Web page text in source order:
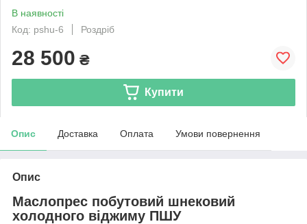
В наявності
Код: pshu-6
Роздріб
28 500 ₴
Купити
Опис Доставка Оплата Умови повернення
Опис
Маслопрес побутовий шнековий
холодного віджиму ПШУ